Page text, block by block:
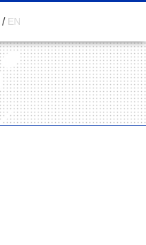
/ EN